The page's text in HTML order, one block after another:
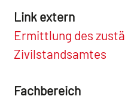
Link extern
Ermittlung des
Zivilstandsamtes
Fachbereich